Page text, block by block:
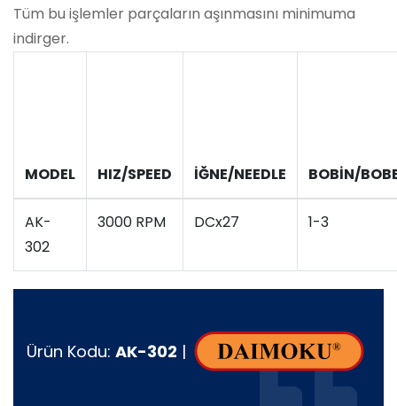
Tüm bu işlemler parçaların aşınmasını minimuma
indirger.
MODEL HIZ/SPEED İĞNE/NEEDLE BOBİN/
AK-
302
3000 RPM DCx27 1-3
Ürün Kodu: AK-302 |